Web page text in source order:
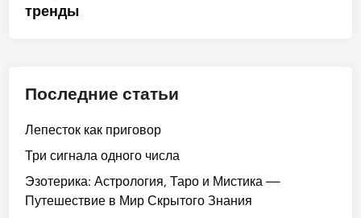
тренды
Последние статьи
Лепесток как приговор
Три сигнала одного числа
Эзотерика: Астрология, Таро и Мистика —
Путешествие в Мир Скрытого Знания